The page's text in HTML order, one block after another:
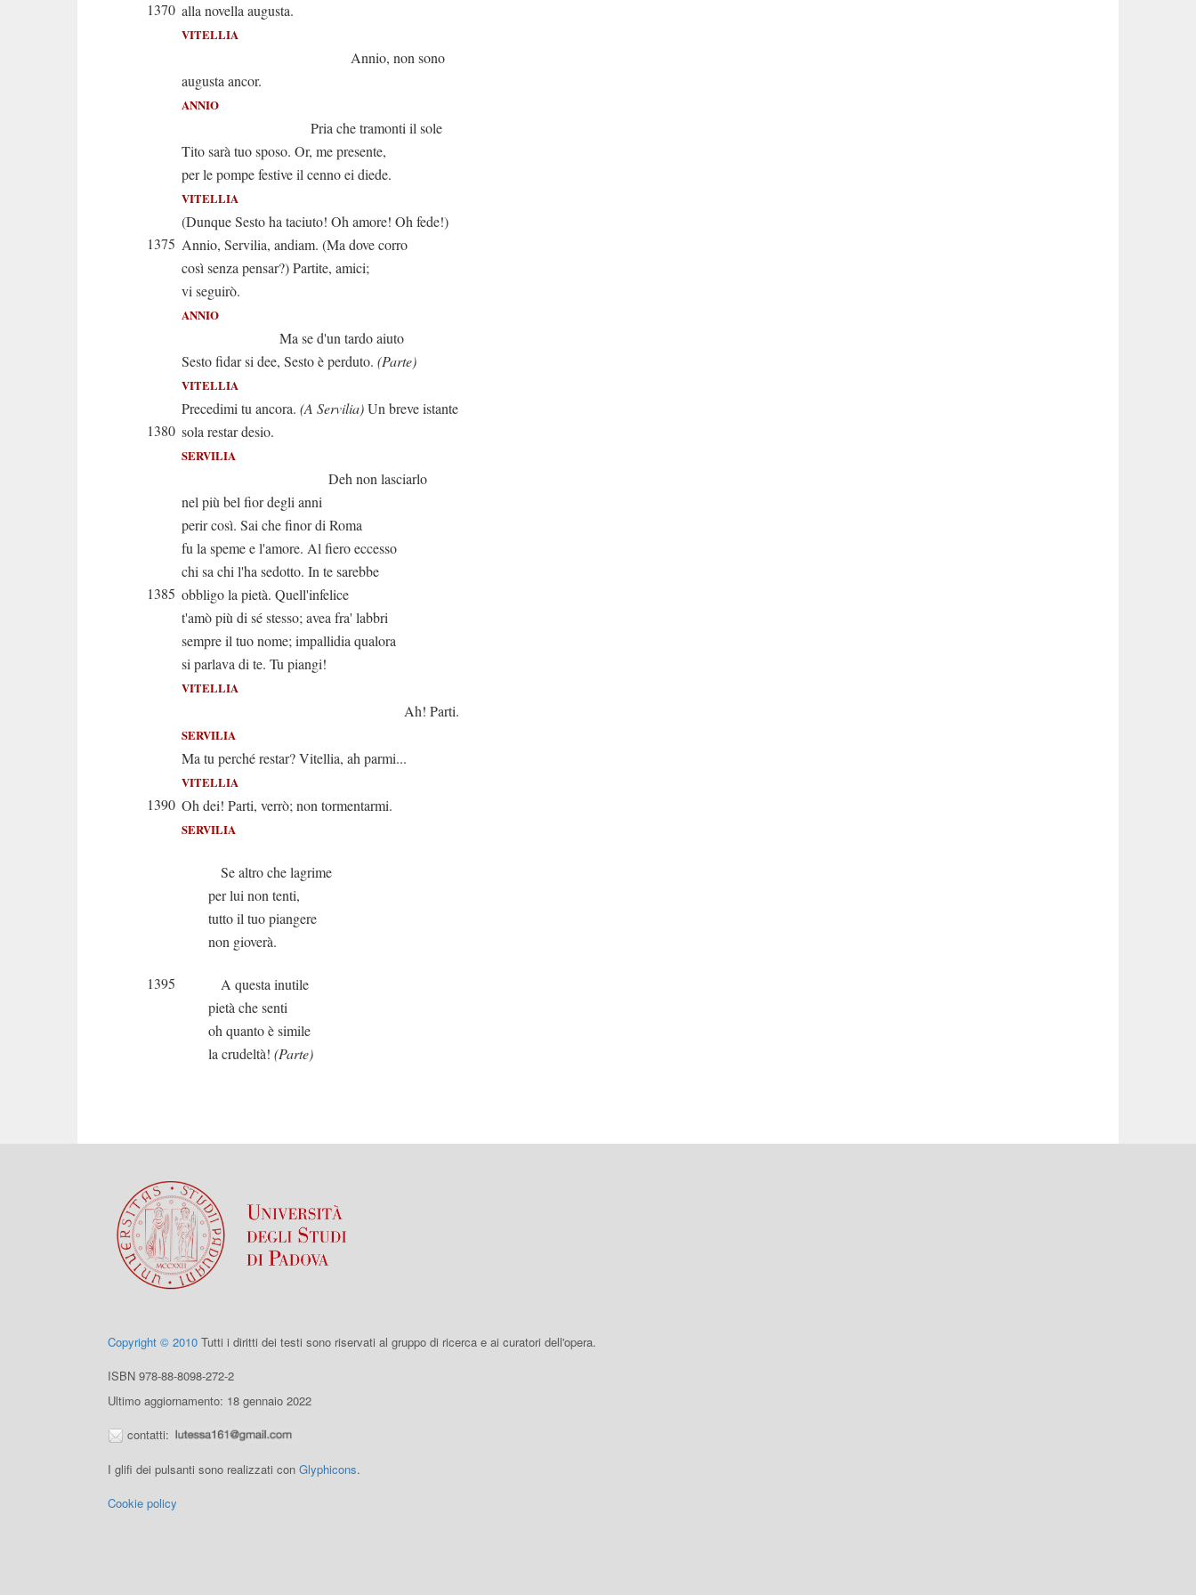
1370 alla novella augusta.
VITELLIA
Annio, non sono
augusta ancor.
ANNIO
Pria che tramonti il sole
Tito sarà tuo sposo. Or, me presente,
per le pompe festive il cenno ei diede.
VITELLIA
(Dunque Sesto ha taciuto! Oh amore! Oh fede!)
1375 Annio, Servilia, andiam. (Ma dove corro
così senza pensar?) Partite, amici;
vi seguirò.
ANNIO
Ma se d'un tardo aiuto
Sesto fidar si dee, Sesto è perduto. (Parte)
VITELLIA
Precedimi tu ancora. (A Servilia)Un breve istante
1380 sola restar desio.
SERVILIA
Deh non lasciarlo
nel più bel fior degli anni
perir così. Sai che finor di Roma
fu la speme e l'amore. Al fiero eccesso
chi sa chi l'ha sedotto. In te sarebbe
1385 obbligo la pietà. Quell'infelice
t'amò più di sé stesso; avea fra' labbri
sempre il tuo nome; impallidia qualora
si parlava di te. Tu piangi!
VITELLIA
Ah! Parti.
SERVILIA
Ma tu perché restar? Vitellia, ah parmi...
VITELLIA
1390 Oh dei! Parti, verrò; non tormentarmi.
SERVILIA
Se altro che lagrime
per lui non tenti,
tutto il tuo piangere
non gioverà.
1395
A questa inutile
pietà che senti
oh quanto è simile
la crudeltà! (Parte)
Copyright © 2010 Tutti i diritti dei testi sono riservati al gruppo di ricerca e ai curatori dell'opera.
ISBN 978-88-8098-272-2
Ultimo aggiornamento: 18 gennaio 2022
contatti:
I glifi dei pulsanti sono realizzati con Glyphicons.
Cookie policy